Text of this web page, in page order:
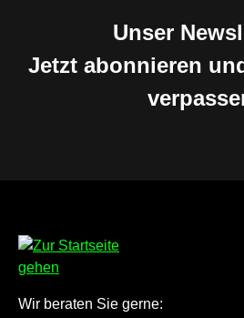
Unser
Jetzt abonnieren
Wir beraten Sie gerne: